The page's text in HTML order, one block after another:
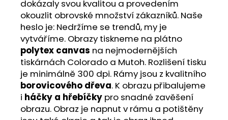
dokázaly svou kvalitou a provedením
okouzlit obrovské množství zákazníků. Naše
heslo je: Nedržíme se trendů, my je
vytváříme. Obrazy tiskneme na plátno
polytex canvas na nejmodernějších
tiskárnách Colorado a Mutoh. Rozlišení tisku
je minimálně 300 dpi. Rámy jsou z kvalitního
borovicového dřeva. K obrazu přibalujeme
i háčky a hřebíčky pro snadné zavěšení
obrazu. Obraz je napnut v rámu a potištěny